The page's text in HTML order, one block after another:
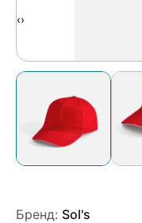
‹›
Бренд: Sol's